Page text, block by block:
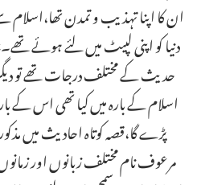
ان کا اپنا تہذیب و تمدن
دنیا کو اپنی لپیٹ میں لئے ہوئے
حدیث کے مختلف درجات تھے تو دیگر
اسلام کے بارہ میں کیا تھی اس کے
پڑے گا،قصہ کوتاہ احادیث میں
مرعوف نام مختلف زبانوں اور